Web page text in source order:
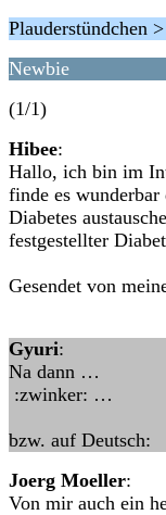
Plauderstündchen
Newbie
(1/1)
Hibee:
Hallo, ich bin im
finde es
Diabetes
festgestellter
Gesendet von
Gyuri:
Na dann …
:zwinker: …
bzw. auf Deutsch:
Joerg Moeller:
Von mir auch ein